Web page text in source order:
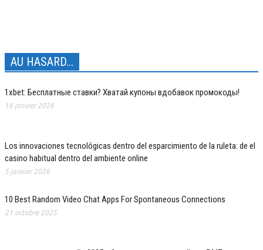
AU HASARD...
1xbet: Бесплатные ставки? Хватай купоны вдобавок промокоды!
16 janvier 2026
Los innovaciones tecnológicas dentro del esparcimiento de la ruleta: de el
casino habitual dentro del ambiente online
5 janvier 2026
10 Best Random Video Chat Apps For Spontaneous Connections
21 octobre 2025